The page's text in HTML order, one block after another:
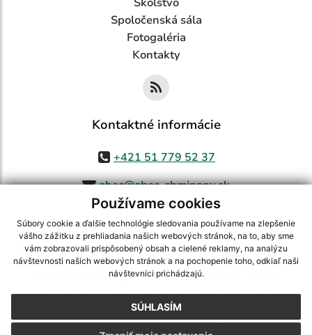
Používame cookies
Súbory cookie a ďalšie technológie sledovania používame na zlepšenie
vášho zážitku z prehliadania našich webových stránok, na to, aby sme
vám zobrazovali prispôsobený obsah a cielené reklamy, na analýzu
návštevnosti našich webových stránok a na pochopenie toho, odkiaľ naši
návštevníci prichádzajú.
SÚHLASÍM
Spoločenská sála
Fotogaléria
Kontakty
Kontaktné informácie
+421 51 779 52 37
obec@obec-chminany.sk
využite možnosť získavania aktuálnych informácií s využitím RSS
CMS systém (redakčný) systém ECHELON 2,Mapa stránok,web portál
webex.digital, s.r.o.,domény,registrácia domény
Posledná aktualizácia:07.08.2026